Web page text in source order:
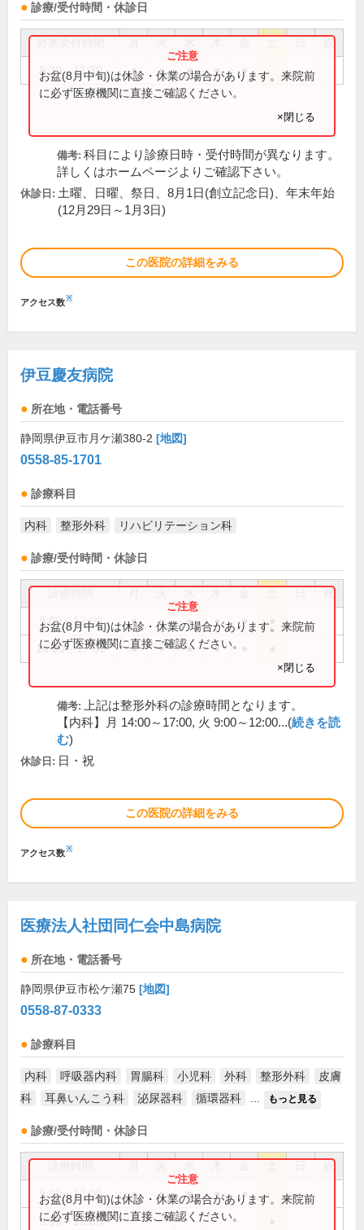
診療/受付時間・休診日
祝
8:30～11:30 ● ● ● ● ●
お盆(8月中旬)は休診・休業の場合があります。来院前
に必ず医療機関に直接ご確認ください。
×閉じる
備考: 科目により診療日時・受付時間が異なります。
詳しくはホームページよりご確認下さい。
休診日: 土曜、日曜、祭日、8月1日(創立記念日)、年末年始
(12月29日～1月3日)
この医院の詳細をみる
アクセス数※
伊豆慶友病院
所在地・電話番号
静岡県伊豆市月ケ瀬380-2 [地図]
0558-85-1701
診療科目
内科 整形外科 リハビリテーション科
診療/受付時間・休診日
祝
9:00～12:00 ● ● ● ● ●
14:00～17:00 ● ● ● ●
お盆(8月中旬)は休診・休業の場合があります。来院前
に必ず医療機関に直接ご確認ください。
×閉じる
備考:
上記は整形外科の診療時間となります。
【内科】月 14:00～17:00, 火 9:00～12:00...(続きを読
む)
休診日: 日・祝
この医院の詳細をみる
アクセス数※
医療法人社団同仁会中島病院
所在地・電話番号
静岡県伊豆市松ケ瀬75 [地図]
0558-87-0333
診療科目
内科 呼吸器内科 胃腸科 小児科 外科 整形外科
皮膚
科
耳鼻いんこう科 泌尿器科 循環器科 もっと見る
診療/受付時間・休診日
祝
9:00～12:00 ● ● ● ● ●
9:00～12:30
お盆(8月中旬)は休診・休業の場合があります。来院前
に必ず医療機関に直接ご確認ください。